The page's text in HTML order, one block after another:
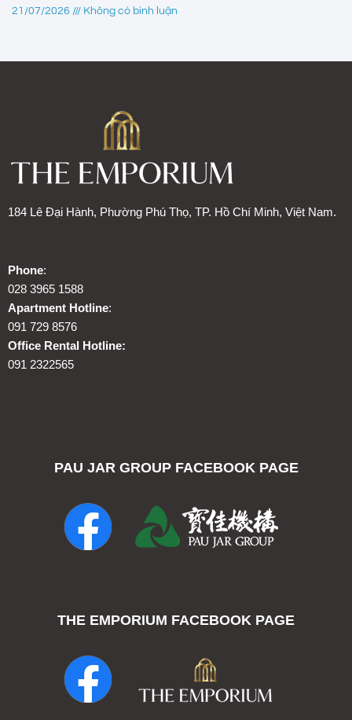
21/07/2026 Không có bình luận
184 Lê Đại Hành, Phường Phú Thọ, TP. Hồ Chí Minh, Việt Nam.
Phone:
028 3965 1588
Apartment Hotline:
091 729 8576
Office Rental Hotline:
091 2322565
PAU JAR GROUP FACEBOOK PAGE
THE EMPORIUM FACEBOOK PAGE